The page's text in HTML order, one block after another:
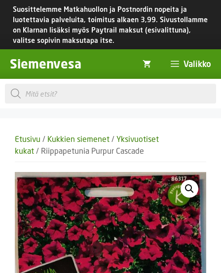
Siirry
sisältöön
Suosittelemme Matkahuollon ja Postnordin nopeita ja
luotettavia palveluita, toimitus alkaen 3,99. Sivustollamme
on Klarnan lisäksi myös Paytrail maksut (esivalittuna),
valitse sopivin maksutapa itse.
Siemenvesa Valikko
Products
search
Etusivu / Kukkien siemenet / Yksivuotiset
kukat / Riippapetunia Purpur Cascade